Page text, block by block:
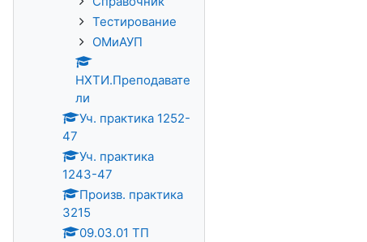
Тестирование
ОМиАУП
НХТИ.Преподавате
ли
Уч. практика 1252-
47
Уч. практика
1243-47
Произв. практика
3215
09.03.01 ТП